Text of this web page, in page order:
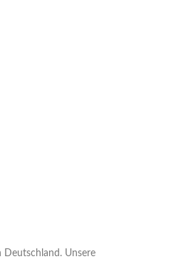
Deutschland. Unsere